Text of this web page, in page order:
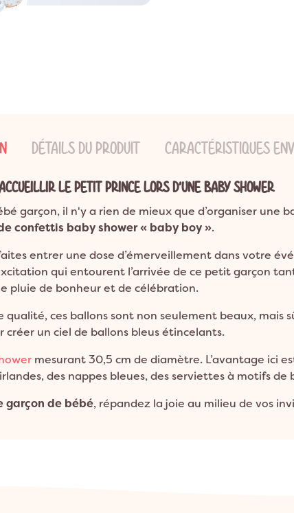
Bohème
Décoration Fête
et plus
DÉTAILS DU PRODUIT CARACTÉRISTIQUES
LE PETIT PRINCE LORS D’UNE BABY SHOWER
garçon, il n'y a rien de mieux que d’organiser une
confettis baby shower « baby boy ».
entrer une dose d’émerveillement dans votre
qui entourent l’arrivée de ce petit garçon
pluie de bonheur et de célébration.
ces ballons sont non seulement beaux, mais
créer un ciel de ballons bleus étincelants.
mesurant 30,5 cm de diamètre. L’avantage ici
des nappes bleues, des serviettes à motifs de
garçon de bébé, répandez la joie au milieu de vos